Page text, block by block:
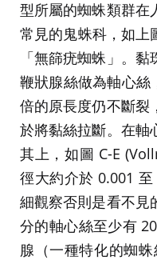
型所屬的蜘蛛類群在
常見的鬼蛛科，如上
「無篩疣蜘蛛」。
鞭狀腺絲做為軸心絲
倍的原長度仍不斷裂
於將黏絲拉斷。在軸
其上，如圖 C-E
徑大約介於 0.001
細觀察否則是看不見
分的軸心絲至少有
腺（一種特化的蜘